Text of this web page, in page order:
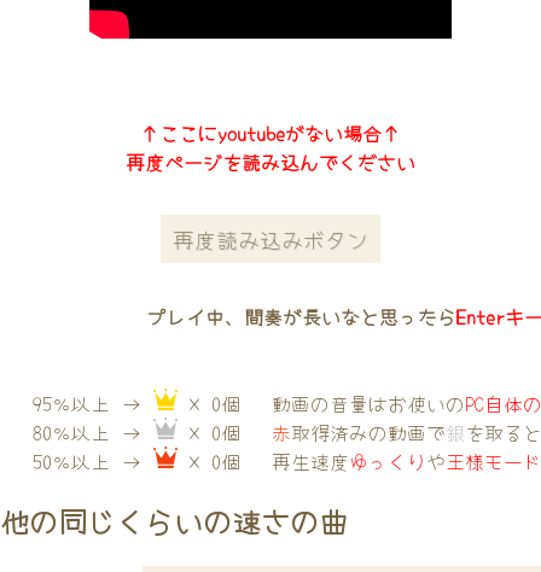
↑ここにyoutubeがない場合↑
再度ページを読み込んでください
再度読み込みボタン
プレイ中、間奏が長いなと思ったらEnterキ
95％以上 →
× 0個
80％以上 →
× 0個
50％以上 →
× 0個
動画の音量はお使いのPC自体
赤取得済みの動画で銀を取る
再生速度ゆっくりや王様モー
他の同じくらいの速さの曲